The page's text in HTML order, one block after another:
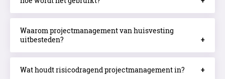
Waarom projectmanagement van huisvesting
uitbesteden?
Wat houdt risicodragend projectmanagement in?